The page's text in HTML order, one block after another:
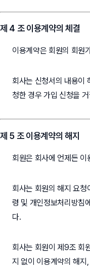
제 4 조 이용계약의 체결
이용계약은 회원의 회원
회사는 신청서의 내용이
청한 경우 가입 신청을
제 5 조 이용계약의 해지
회원은 회사에 언제든
회사는 회원의 해지 요
령 및 개인정보처리방침
다.
회사는 회원이 제9조 회
지 없이 이용계약의 해지